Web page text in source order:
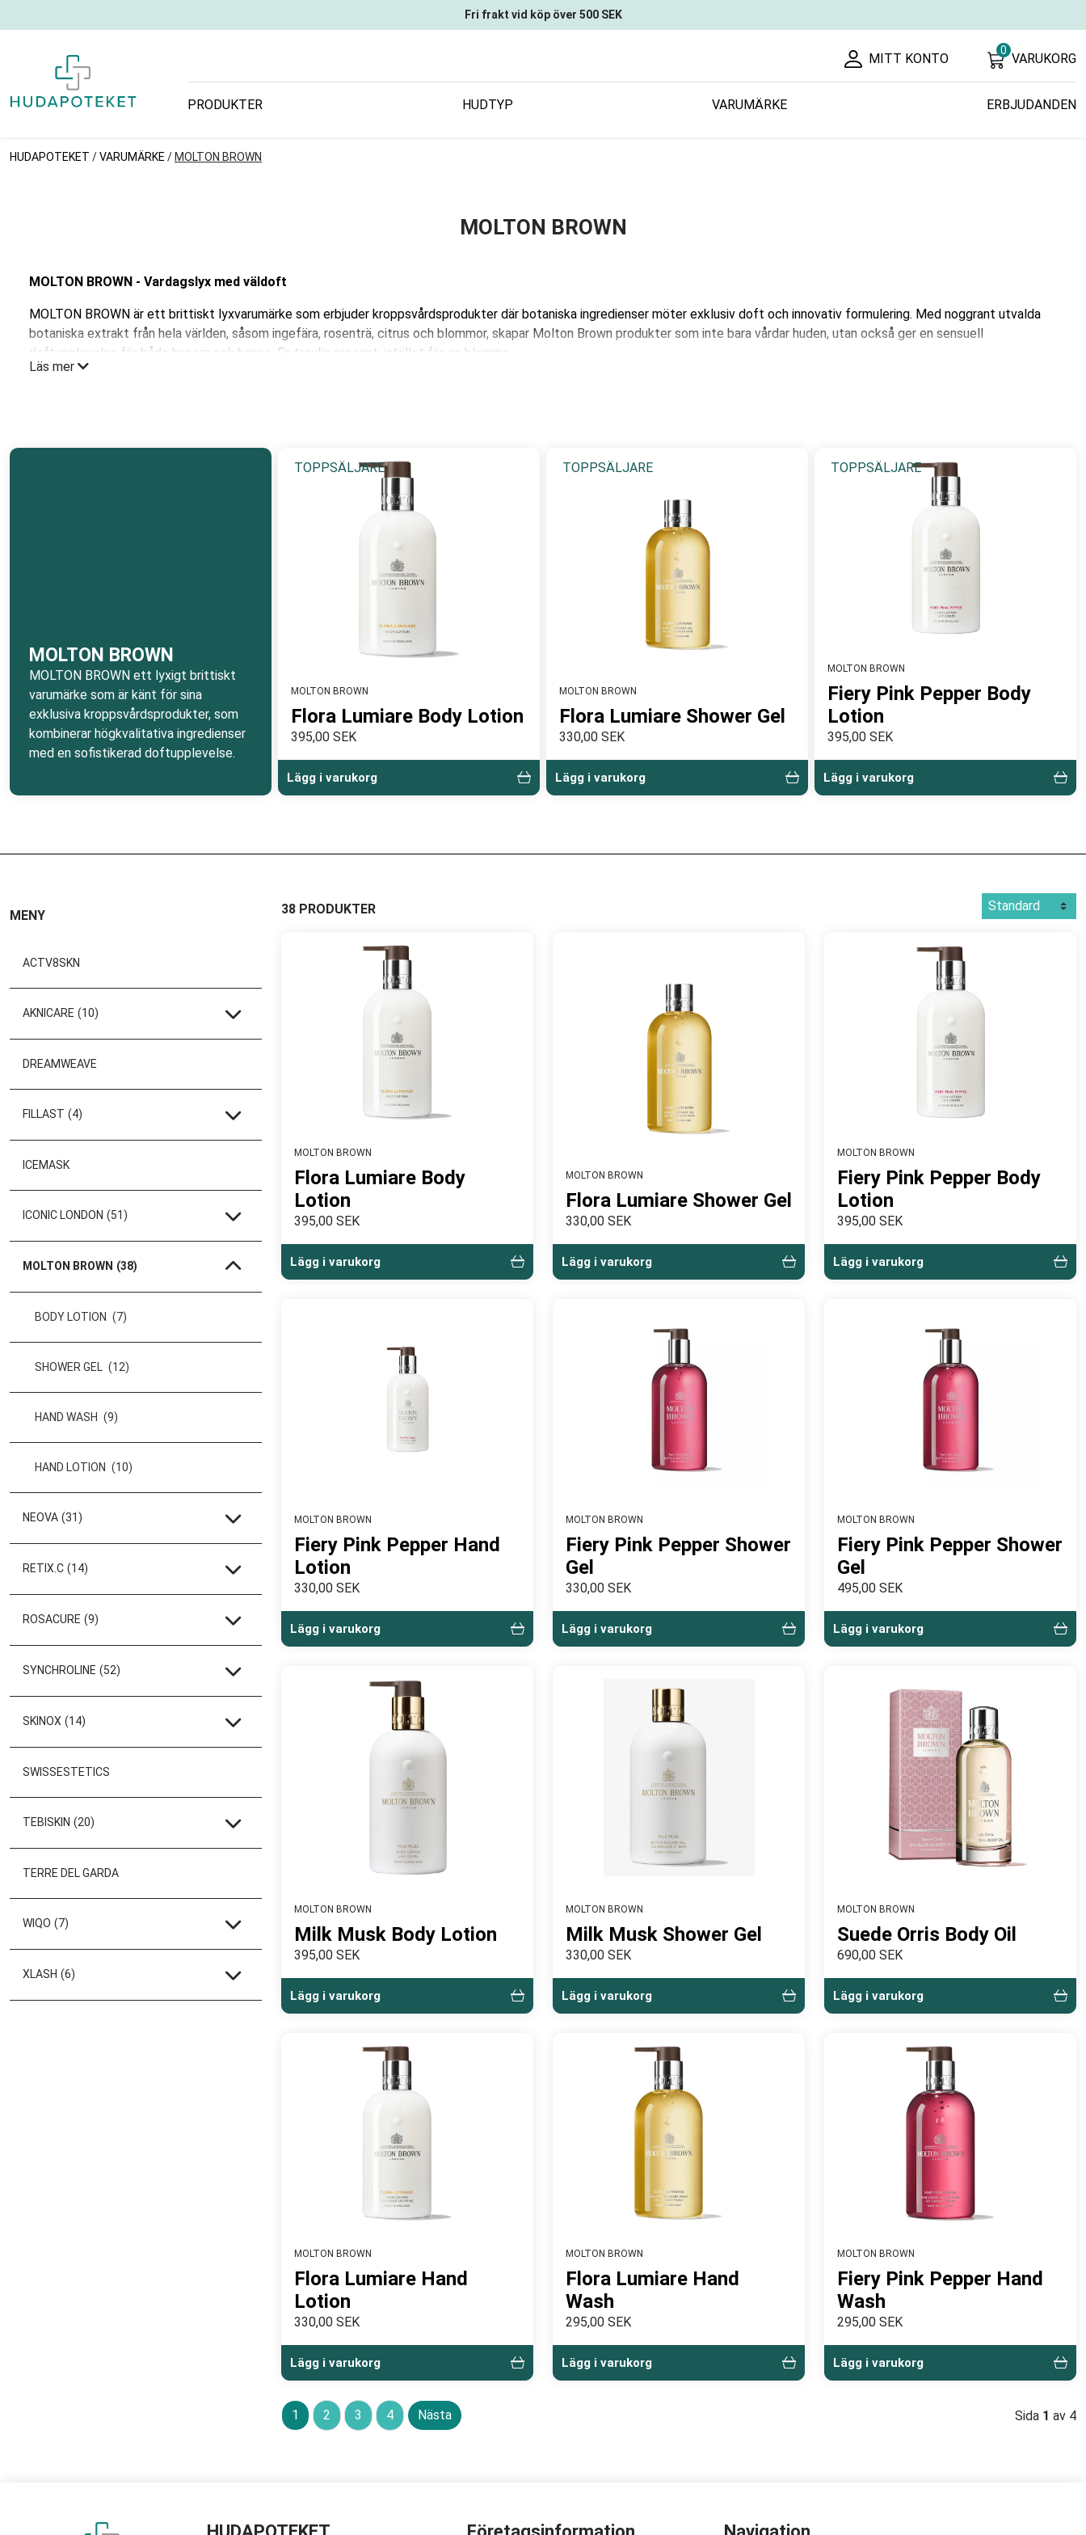
Fri frakt vid köp över 500 SEK
MITT KONTO
0
VARUKORG
PRODUKTER HUDTYP VARUMÄRKE ERBJUDANDEN
HUDAPOTEKET /VARUMÄRKE / MOLTON BROWN
MOLTON BROWN
MOLTON BROWN - Vardagslyx med väldoft
MOLTON BROWN är ett brittiskt lyxvarumärke som erbjuder kroppsvårdsprodukter där botaniska ingredienser möter exklusiv doft och innovativ formulering. Med noggrant utvalda
botaniska extrakt från hela världen, såsom ingefära, rosenträ, citrus och blommor, skapar Molton Brown produkter som inte bara vårdar huden, utan också ger en sensuell
doftupplevelse för både honom och henne. En trevlig present, istället för en blomma.
rengöring, utan omfamnar huden med en exklusiv doft, vilket gör varje användning till en spa-liknande upplevelse.
Läs mer
MOLTON BROWN
MOLTON BROWN ett lyxigt brittiskt
varumärke som är känt för sina
exklusiva kroppsvårdsprodukter, som
kombinerar högkvalitativa ingredienser
med en sofistikerad doftupplevelse.
TOPPSÄLJARE
MOLTON BROWN
Flora Lumiare Body Lotion
395,00 SEK
Lägg i varukorg
TOPPSÄLJARE
MOLTON BROWN
Flora Lumiare Shower Gel
330,00 SEK
Lägg i varukorg
TOPPSÄLJARE
MOLTON BROWN
Fiery Pink Pepper Body
Lotion
395,00 SEK
Lägg i varukorg
MENY
ACTV8SKN
AKNICARE (10)
DREAMWEAVE
FILLAST (4)
ICEMASK
ICONIC LONDON (51)
MOLTON BROWN (38)
BODY LOTION (7)
SHOWER GEL (12)
HAND WASH (9)
HAND LOTION (10)
NEOVA (31)
RETIX.C (14)
ROSACURE (9)
SYNCHROLINE (52)
SKINOX (14)
SWISSESTETICS
TEBISKIN (20)
TERRE DEL GARDA
WIQO (7)
XLASH (6)
38 PRODUKTER
MOLTON BROWN
Flora Lumiare Body
Lotion
395,00 SEK
Lägg i varukorg
MOLTON BROWN
Flora Lumiare Shower Gel
330,00 SEK
Lägg i varukorg
MOLTON BROWN
Fiery Pink Pepper Body
Lotion
395,00 SEK
Lägg i varukorg
MOLTON BROWN
Fiery Pink Pepper Hand
Lotion
330,00 SEK
Lägg i varukorg
MOLTON BROWN
Fiery Pink Pepper Shower
Gel
330,00 SEK
Lägg i varukorg
MOLTON BROWN
Fiery Pink Pepper Shower
Gel
495,00 SEK
Lägg i varukorg
MOLTON BROWN
Milk Musk Body Lotion
395,00 SEK
Lägg i varukorg
MOLTON BROWN
Milk Musk Shower Gel
330,00 SEK
Lägg i varukorg
MOLTON BROWN
Suede Orris Body Oil
690,00 SEK
Lägg i varukorg
MOLTON BROWN
Flora Lumiare Hand
Lotion
330,00 SEK
Lägg i varukorg
MOLTON BROWN
Flora Lumiare Hand
Wash
295,00 SEK
Lägg i varukorg
MOLTON BROWN
Fiery Pink Pepper Hand
Wash
295,00 SEK
Lägg i varukorg
1 2 3 4 Nästa Sida 1 av 4